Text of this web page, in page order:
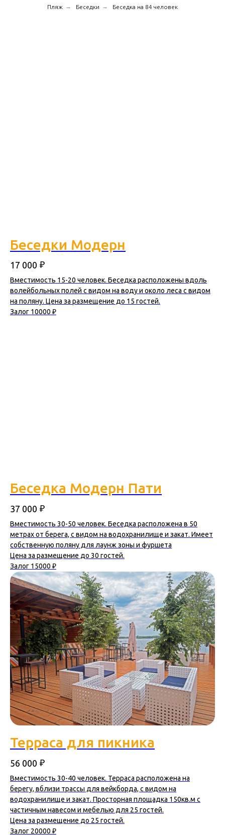
Пляж → Беседки → Беседка на 84 человек
Беседки Модерн
17 000 ₽
Вместимость 15-20 человек. Беседка расположены вдоль
волейбольных полей с видом на воду и около леса с видом
на поляну. Цена за размещение до 15 гостей.
Залог 10000 ₽
Беседка Модерн Пати
37 000 ₽
Вместимость 30-50 человек. Беседка расположена в 50
метрах от берега, с видом на водохранилище и закат. Имеет
собственную поляну для лаунж зоны и фуршета
Цена за размещение до 30 гостей.
Залог 15000 ₽
Терраса для пикника
56 000 ₽
Вместимость 30-40 человек. Терраса расположена на
берегу, вблизи трассы для вейкборда, с видом на
водохранилище и закат. Просторная площадка 150кв.м с
частичным навесом и мебелью для 25 гостей.
Цена за размещение до 25 гостей.
Залог 20000 ₽